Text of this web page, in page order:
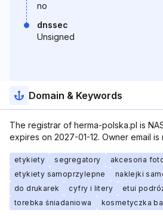
no
dnssec
Unsigned
Domain & Keywords
The registrar of herma-polska.pl is
expires on 2027-01-12. Owner email is
etykiety segregatory
akcesoria
etykiety samoprzylepne
naklejki
do drukarek
cyfry i litery
etui
torebka śniadaniowa
kosmetyczka